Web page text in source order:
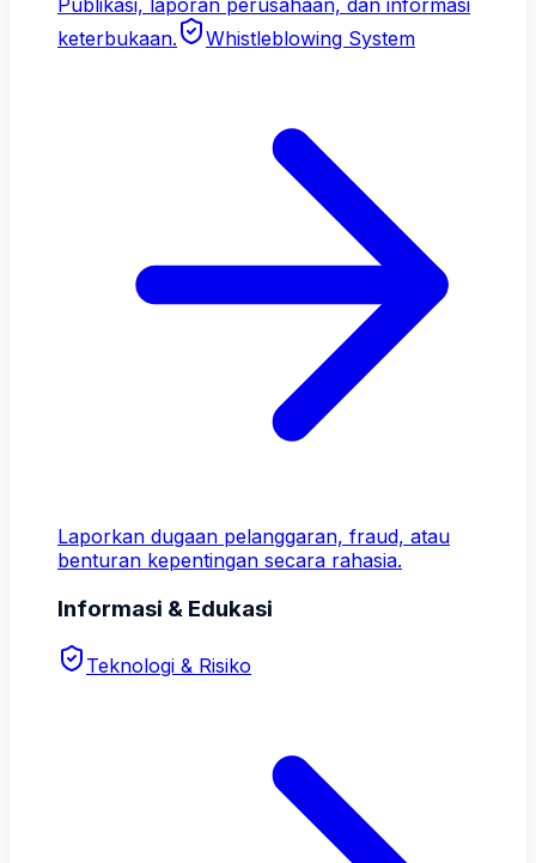
keterbukaan.
Whistleblowing System
Laporkan dugaan pelanggaran, fraud, atau
benturan kepentingan secara rahasia.
Informasi & Edukasi
Teknologi & Risiko